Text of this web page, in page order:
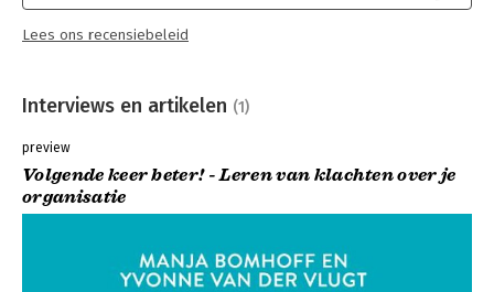
Lees ons recensiebeleid
Interviews en artikelen (1)
preview
Volgende keer beter! - Leren van klachten over je
organisatie